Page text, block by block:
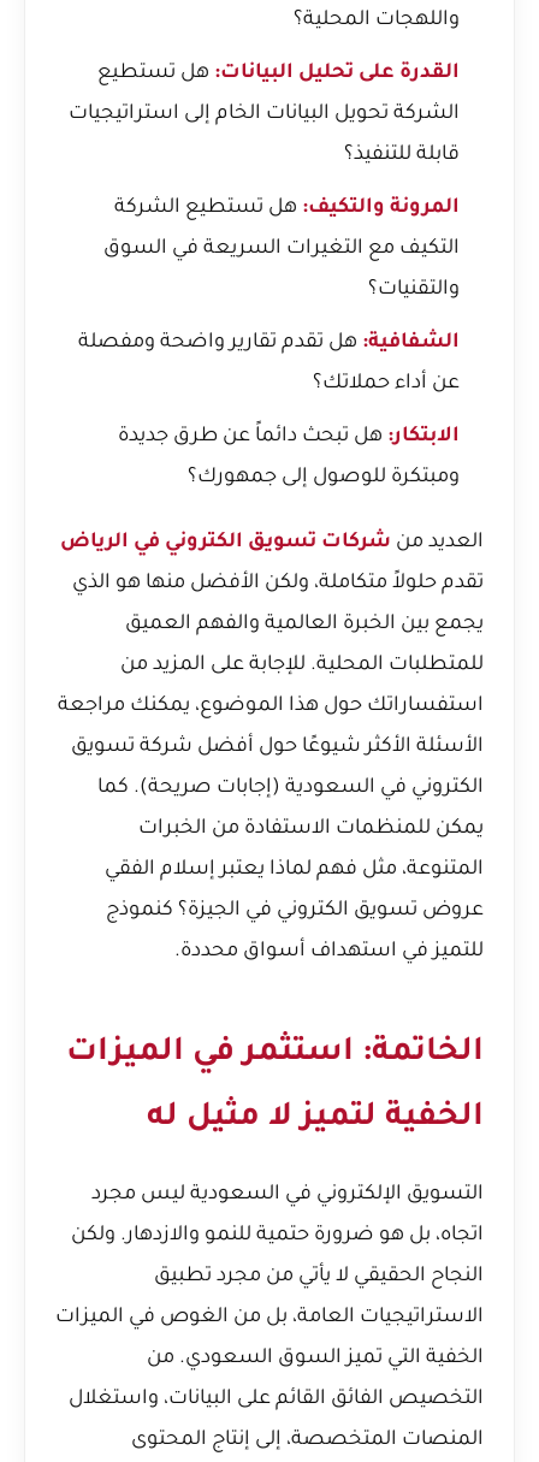
واللهجات المحلية؟
القدرة على تحليل البيانات: هل تستطيع
الشركة تحويل البيانات الخام إلى استراتيجيات
قابلة للتنفيذ؟
المرونة والتكيف: هل تستطيع الشركة
التكيف مع التغيرات السريعة في السوق
والتقنيات؟
الشفافية: هل تقدم تقارير واضحة ومفصلة
عن أداء حملاتك؟
الابتكار: هل تبحث دائماً عن طرق جديدة
ومبتكرة للوصول إلى جمهورك؟
العديد من شركات تسويق الكتروني في الرياض
تقدم حلولاً متكاملة، ولكن الأفضل منها هو الذي
يجمع بين الخبرة العالمية والفهم العميق
للمتطلبات المحلية. للإجابة على المزيد من
استفساراتك حول هذا الموضوع، يمكنك مراجعة
الأسئلة الأكثر شيوعًا حول أفضل شركة تسويق
الكتروني في السعودية (إجابات صريحة). كما
يمكن للمنظمات الاستفادة من الخبرات
المتنوعة، مثل فهم لماذا يعتبر إسلام الفقي
عروض تسويق الكتروني في الجيزة؟ كنموذج
للتميز في استهداف أسواق محددة.
الخاتمة: استثمر في الميزات
الخفية لتميز لا مثيل له
التسويق الإلكتروني في السعودية ليس مجرد
اتجاه، بل هو ضرورة حتمية للنمو والازدهار. ولكن
النجاح الحقيقي لا يأتي من مجرد تطبيق
الاستراتيجيات العامة، بل من الغوص في الميزات
الخفية التي تميز السوق السعودي. من
التخصيص الفائق القائم على البيانات، واستغلال
المنصات المتخصصة، إلى إنتاج المحتوى